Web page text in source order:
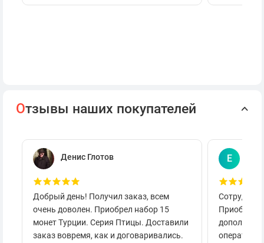
Отзывы наших покупателей
Денис Глотов
Добрый день! Получил заказ, всем
очень доволен. Приобрел набор 15
монет Турции. Серия Птицы. Доставили
заказ вовремя, как и договаривались.
Е